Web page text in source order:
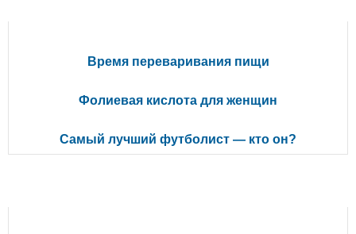
Время переваривания пищи
Фолиевая кислота для женщин
Самый лучший футболист — кто он?